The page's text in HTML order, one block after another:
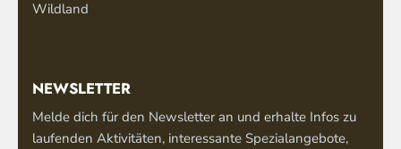
Wildland
NEWSLETTER
Melde dich für den Newsletter an und erhalte Infos zu
laufenden Aktivitäten, interessante Spezialangebote,